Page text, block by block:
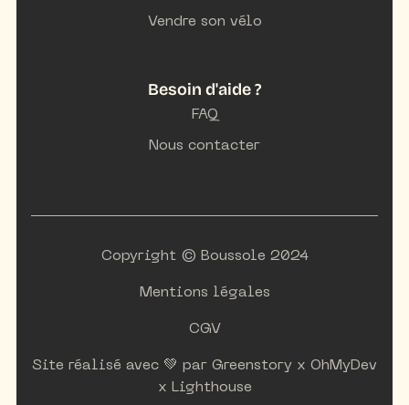
Vendre son vélo
Besoin d'aide ?
FAQ
Nous contacter
Copyright © Boussole 2024
Mentions légales
CGV
Site réalisé avec 💚 par Greenstory x OhMyDev
x Lighthouse